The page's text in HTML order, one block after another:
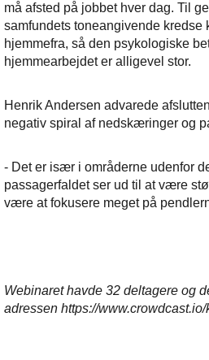
må afsted på jobbet hver dag. Til
samfundets toneangivende kredse
hjemmefra, så den psykologiske
hjemmearbejdet er alligevel stor.
Henrik Andersen advarede
negativ spiral af nedskæringer og
- Det er især i områderne udenfor
passagerfaldet ser ud til at være
være at fokusere meget på
Webinaret havde 32 deltagere og
adressen https://